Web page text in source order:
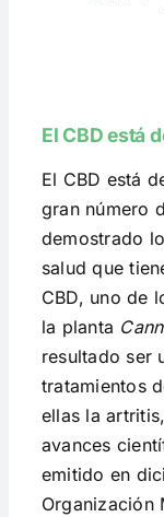
El CBD está
El CBD está
gran número
demostrado
salud que
CBD, uno de
la planta
resultado ser
tratamientos
ellas la
avances
emitido en
Organización